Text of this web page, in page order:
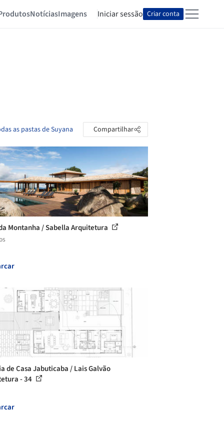
NotíciasImagens Iniciar sessão Criar conta
as pastas de Suyana Compartilhar
Montanha / Sabella Arquitetura
de Casa Jabuticaba / Lais Galvão
- 34